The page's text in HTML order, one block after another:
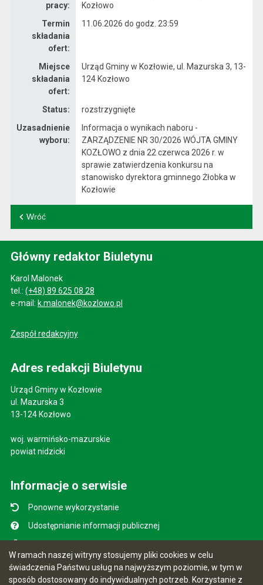
W ramach naszej witryny stosujemy pliki cookies w celu
świadczenia Państwu usług na najwyższym poziomie, w tym w
sposób dostosowany do indywidualnych potrzeb. Korzystanie z
pracy:
Kozłowo
Termin
składania
ofert:
11.06.2026 do godz. 23:59
Miejsce
składania
ofert:
Urząd Gminy w Kozłowie, ul. Mazurska 3, 13-
124 Kozłowo
Status:
rozstrzygnięte
Uzasadnienie
wyboru:
Informacja o wynikach naboru -
ZARZĄDZENIE NR 30/2026 WÓJTA GMINY
KOZŁOWO z dnia 22 czerwca 2026 r. w
sprawie zatwierdzenia konkursu na
stanowisko dyrektora gminnego Żłobka w
Kozłowie
Wróć
Główny redaktor Biuletynu
Karol Malonek
tel.: (+48) 89 625 08 28
e-mail: k.malonek@kozlowo.pl
Zespół redakcyjny
Adres redakcji Biuletynu
Urząd Gminy w Kozłowie
ul. Mazurska 3
13-124 Kozłowo
woj. warmińsko-mazurskie
powiat nidzicki
Informacje o serwisie
Ponowne wykorzystanie
Udostępnianie informacji publicznej
Instrukcja obsługi
Statystyki oglądalności